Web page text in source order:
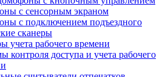
с сенсорным экраном
с подключением подъездного
сканеры
учета рабочего времени
контроля доступа и учета рабочего